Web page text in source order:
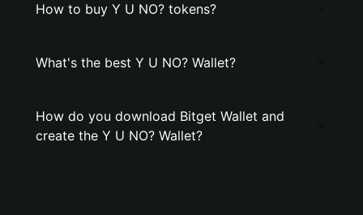
How to buy Y U NO? tokens?
What's the best Y U NO? Wallet?
How do you download Bitget Wallet and
create the Y U NO? Wallet?